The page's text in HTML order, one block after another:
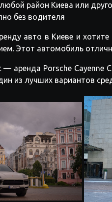
район Киева или
без водителя
авто в Киеве и
Этот автомобиль
— аренда Porsche Cayenne
из лучших вариантов